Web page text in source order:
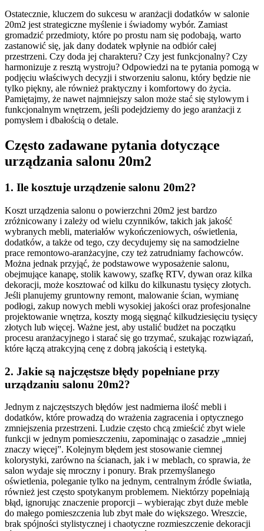
Ostatecznie, kluczem do sukcesu w aranżacji dodatków w salonie
20m2 jest strategiczne myślenie i świadomy wybór. Zamiast
gromadzić przedmioty, które po prostu nam się podobają, warto
zastanowić się, jak dany dodatek wpłynie na odbiór całej
przestrzeni. Czy doda jej charakteru? Czy jest funkcjonalny? Czy
harmonizuje z resztą wystroju? Odpowiedzi na te pytania pomogą w
podjęciu właściwych decyzji i stworzeniu salonu, który będzie nie
tylko piękny, ale również praktyczny i komfortowy do życia.
Pamiętajmy, że nawet najmniejszy salon może stać się stylowym i
funkcjonalnym wnętrzem, jeśli podejdziemy do jego aranżacji z
pomysłem i dbałością o detale.
Często zadawane pytania dotyczące
urządzania salonu 20m2
1. Ile kosztuje urządzenie salonu 20m2?
Koszt urządzenia salonu o powierzchni 20m2 jest bardzo
zróżnicowany i zależy od wielu czynników, takich jak jakość
wybranych mebli, materiałów wykończeniowych, oświetlenia,
dodatków, a także od tego, czy decydujemy się na samodzielne
prace remontowo-aranżacyjne, czy też zatrudniamy fachowców.
Można jednak przyjąć, że podstawowe wyposażenie salonu,
obejmujące kanapę, stolik kawowy, szafkę RTV, dywan oraz kilka
dekoracji, może kosztować od kilku do kilkunastu tysięcy złotych.
Jeśli planujemy gruntowny remont, malowanie ścian, wymianę
podłogi, zakup nowych mebli wysokiej jakości oraz profesjonalne
projektowanie wnętrza, koszty mogą sięgnąć kilkudziesięciu tysięcy
złotych lub więcej. Ważne jest, aby ustalić budżet na początku
procesu aranżacyjnego i starać się go trzymać, szukając rozwiązań,
które łączą atrakcyjną cenę z dobrą jakością i estetyką.
2. Jakie są najczęstsze błędy popełniane przy
urządzaniu salonu 20m2?
Jednym z najczęstszych błędów jest nadmierna ilość mebli i
dodatków, które prowadzą do wrażenia zagracenia i optycznego
zmniejszenia przestrzeni. Ludzie często chcą zmieścić zbyt wiele
funkcji w jednym pomieszczeniu, zapominając o zasadzie „mniej
znaczy więcej”. Kolejnym błędem jest stosowanie ciemnej
kolorystyki, zarówno na ścianach, jak i w meblach, co sprawia, że
salon wydaje się mroczny i ponury. Brak przemyślanego
oświetlenia, poleganie tylko na jednym, centralnym źródle światła,
również jest często spotykanym problemem. Niektórzy popełniają
błąd, ignorując znaczenie proporcji – wybierając zbyt duże meble
do małego pomieszczenia lub zbyt małe do większego. Wreszcie,
brak spójności stylistycznej i chaotyczne rozmieszczenie dekoracji